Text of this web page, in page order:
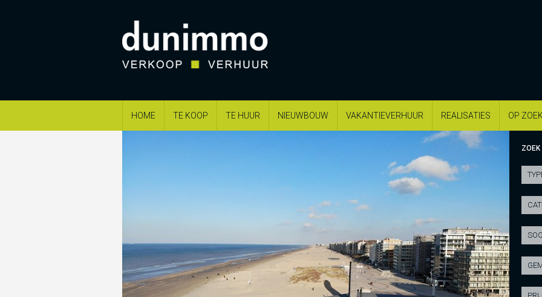
HOME TE KOOP TE HUUR NIEUWBOUW VAKANTIEVERHUUR REALISATIES OP ZOEK